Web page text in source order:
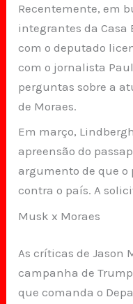
Recentemente, em
integrantes da
com o deputado
com o jornalista
perguntas sobre a
de Moraes.
Em março,
apreensão do
argumento de que
contra o país. A
Musk x Moraes
As críticas de Jason
campanha de
que comanda o